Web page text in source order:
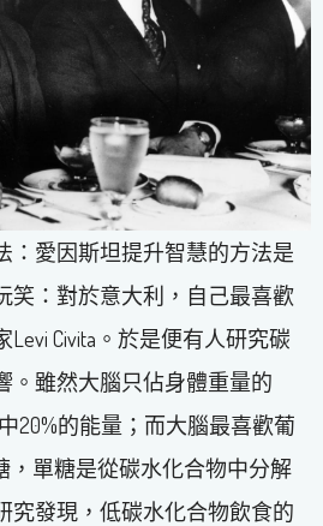
：愛因斯坦提升智慧的方法是
笑：對於意大利，自己最喜歡
Civita。於是便有人研究碳
。雖然大腦只佔身體重量的
20%的能量；而大腦最喜歡葡
，單糖是從碳水化合物中分解
究發現，低碳水化合物飲食的